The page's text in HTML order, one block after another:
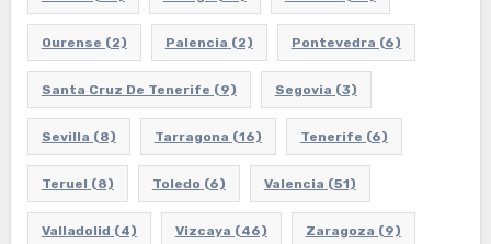
Ourense (2) Palencia (2) Pontevedra (6)
Santa Cruz De Tenerife (9) Segovia (3)
Sevilla (8) Tarragona (16) Tenerife (6)
Teruel (8) Toledo (6) Valencia (51)
Valladolid (4) Vizcaya (46) Zaragoza (9)